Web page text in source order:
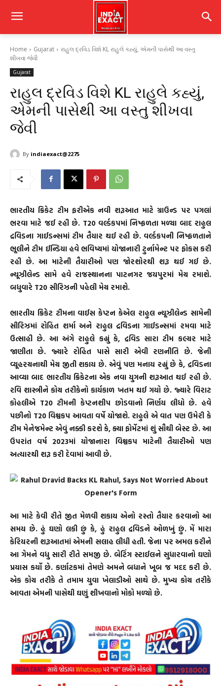
Home Gujarat
રાહુલ દ્રવિડ વિશે KL રાહુલે કહ્યું, એમની પાસેથી આ વસ્તુ
શીખવા જેવી
Gujarat
રાહુલ દ્રવિડ વિશે KL રાહુલે કહ્યું,
એમની પાસેથી આ વસ્તુ શીખવા
જેવી
By indiaexact@2275
ભારતીય ક્રિકેટ ટીમ ફરીએક નવી શરૂઆત માટે ગ્રાઉન્ડ પર પગલાં
ભરવા માટે જઈ રહી છે. T20 વર્લ્ડકપમાં નિષ્ફળતા મળ્યા બાદ રાહુલ
દ્રવિડના ગાઈડન્સમાં ટીમ તૈયાર થઈ રહી છે. વર્લ્ડકપની નિષ્ફળતાને
ભૂલીને ટીમ ઈન્ડિયા હવે ભવિષ્યમાં યોજાનારી ટુર્નામેન્ટ પર ફોકસ કરી
રહી છે. આ માટેની તૈયારીઓ પણ જોરશોરથી શરૂ થઈ ગઈ છે.
ન્યૂઝીલેન્ડ સામે હવે રાજસ્થાનના પાટનગર જયપુરમાં મેચ રમાશે.
બધુવારે T20 સીરિઝની પહેલી મેચ રમાશે.
ભારતીય ક્રિકેટ ટીમના વાઈસ કેપ્ટન કેએલ રાહુલ ન્યૂઝીલેન્ડ સામેની
સીરિઝમાં રોહિત શર્મા અને રાહુલ દ્રવિડના ગાઈડન્સમાં રમવા માટે
ઉત્સાહી છે. આ અંગે રાહુલે કહ્યું કે, દ્રવિડ સારા ટીમ કલ્ચર માટે
જાણીતા છે. જ્યારે રોહિત પાસે સારી એવી રણનીતિ છે. જેની
વ્યૂહરચનાથી મેચ જીતી શકાય છે. એવું પણ મનાય રહ્યું છે કે, દ્રવિડના
આવ્યા બાદ ભારતીય ક્રિકેટના એક નવા યુગની શરૂઆત થઈ રહી છે.
રવિ શાસ્ત્રીને કોચ તરીકેનો કાર્યકાળ ખતમ થઈ ગયો છે. જ્યારે વિરાટ
કોહલીએ T20 ટીમની કેપ્ટનશીપ છોડવાનો નિર્ણય લીધો છે. હવે
પછીનો T20 વિશ્વકપ આવતા વર્ષે યોજાશે. રાહુલે એ વાત પણ ઉમેરી કે
ટીમ મેનેજમેન્ટ એવું નક્કી કરશે કે, ક્યા ફોર્મેટમાં શું સૌથી બેસ્ટ છે. આ
ઉપરાંત વર્ષ 2023માં યોજાનારા વિશ્વકપ માટેની તૈયારીઓ પણ
અત્યારથી શરૂ કરી દેવામાં આવી છે.
આ માટે કેવી રીતે જીત મેળવી શકાય એનો રસ્તો તૈયાર કરવાનો આ
સમય છે. હું ઘણો લકી છું કે, હું રાહુલ દ્રવિડને ઓળખું છું. મેં મારા
કેરિયરની શરૂઆતમાં એમની સલાહ લીધી હતી. જેના પર અમલ કરીને
આ ગેમને વધુ સારી રીતે સમજી છે. બેટિંગ સ્ટાઈલને સુધારવાનો ઘણો
પ્રયાસ કર્યો છે. કર્ણાટકમાં તેમણે અમને બધાને ખૂબ જ મદદ કરી છે.
એક કોચ તરીકે તે તમામ યુવા ખેલાડીઓ સાથે છે. મુખ્ય કોચ તરીકે
આવતા એમની પાસેથી ઘણું શીખવાનો મોકો મળ્યો છે.